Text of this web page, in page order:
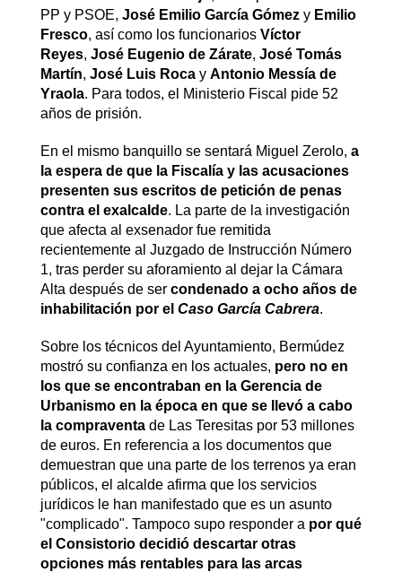
PP y PSOE, José Emilio García Gómezy Emilio
Fresco, así como los funcionarios Víctor
Reyes, José Eugenio de Zárate, José Tomás
Martín, José Luis Rocay Antonio Messía de
Yraola. Para todos, el Ministerio Fiscal pide 52
años de prisión.
En el mismo banquillo se sentará Miguel Zerolo, a
la espera de que la Fiscalía y las acusaciones
presenten sus escritos de petición de penas
contra el exalcalde. La parte de la investigación
que afecta al exsenador fue remitida
recientemente al Juzgado de Instrucción Número
1, tras perder su aforamiento al dejar la Cámara
Alta después de ser condenado a ocho años de
inhabilitación por el Caso García Cabrera.
Sobre los técnicos del Ayuntamiento, Bermúdez
mostró su confianza en los actuales, pero no en
los que se encontraban en la Gerencia de
Urbanismo en la época en que se llevó a cabo
la compraventade Las Teresitas por 53 millones
de euros. En referencia a los documentos que
demuestran que una parte de los terrenos ya eran
públicos, el alcalde afirma que los servicios
jurídicos le han manifestado que es un asunto
"complicado". Tampoco supo responder a por qué
el Consistorio decidió descartar otras
opciones más rentables para las arcas